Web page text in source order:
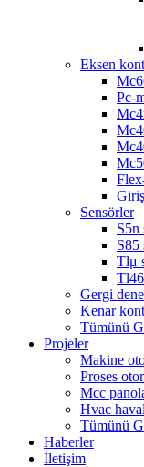
Eksen
Pc-
Sensörler
S5n
S85
Tlμ
Gergi
Kenar
Tümünü
Projeler
Makine
Proses
Mcc
Hvac
Tümünü
Haberler
İletişim